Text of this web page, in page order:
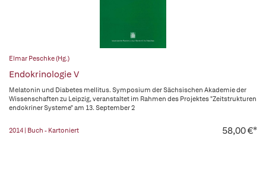
Elmar Peschke (Hg.)
Endokrinologie V
Melatonin und Diabetes mellitus. Symposium der Sächsischen Akademie der
Wissenschaften zu Leipzig, veranstaltet im Rahmen des Projektes "Zeitstrukturen
endokriner Systeme" am 13. September 2
2014 | Buch - Kartoniert 58,00 €*